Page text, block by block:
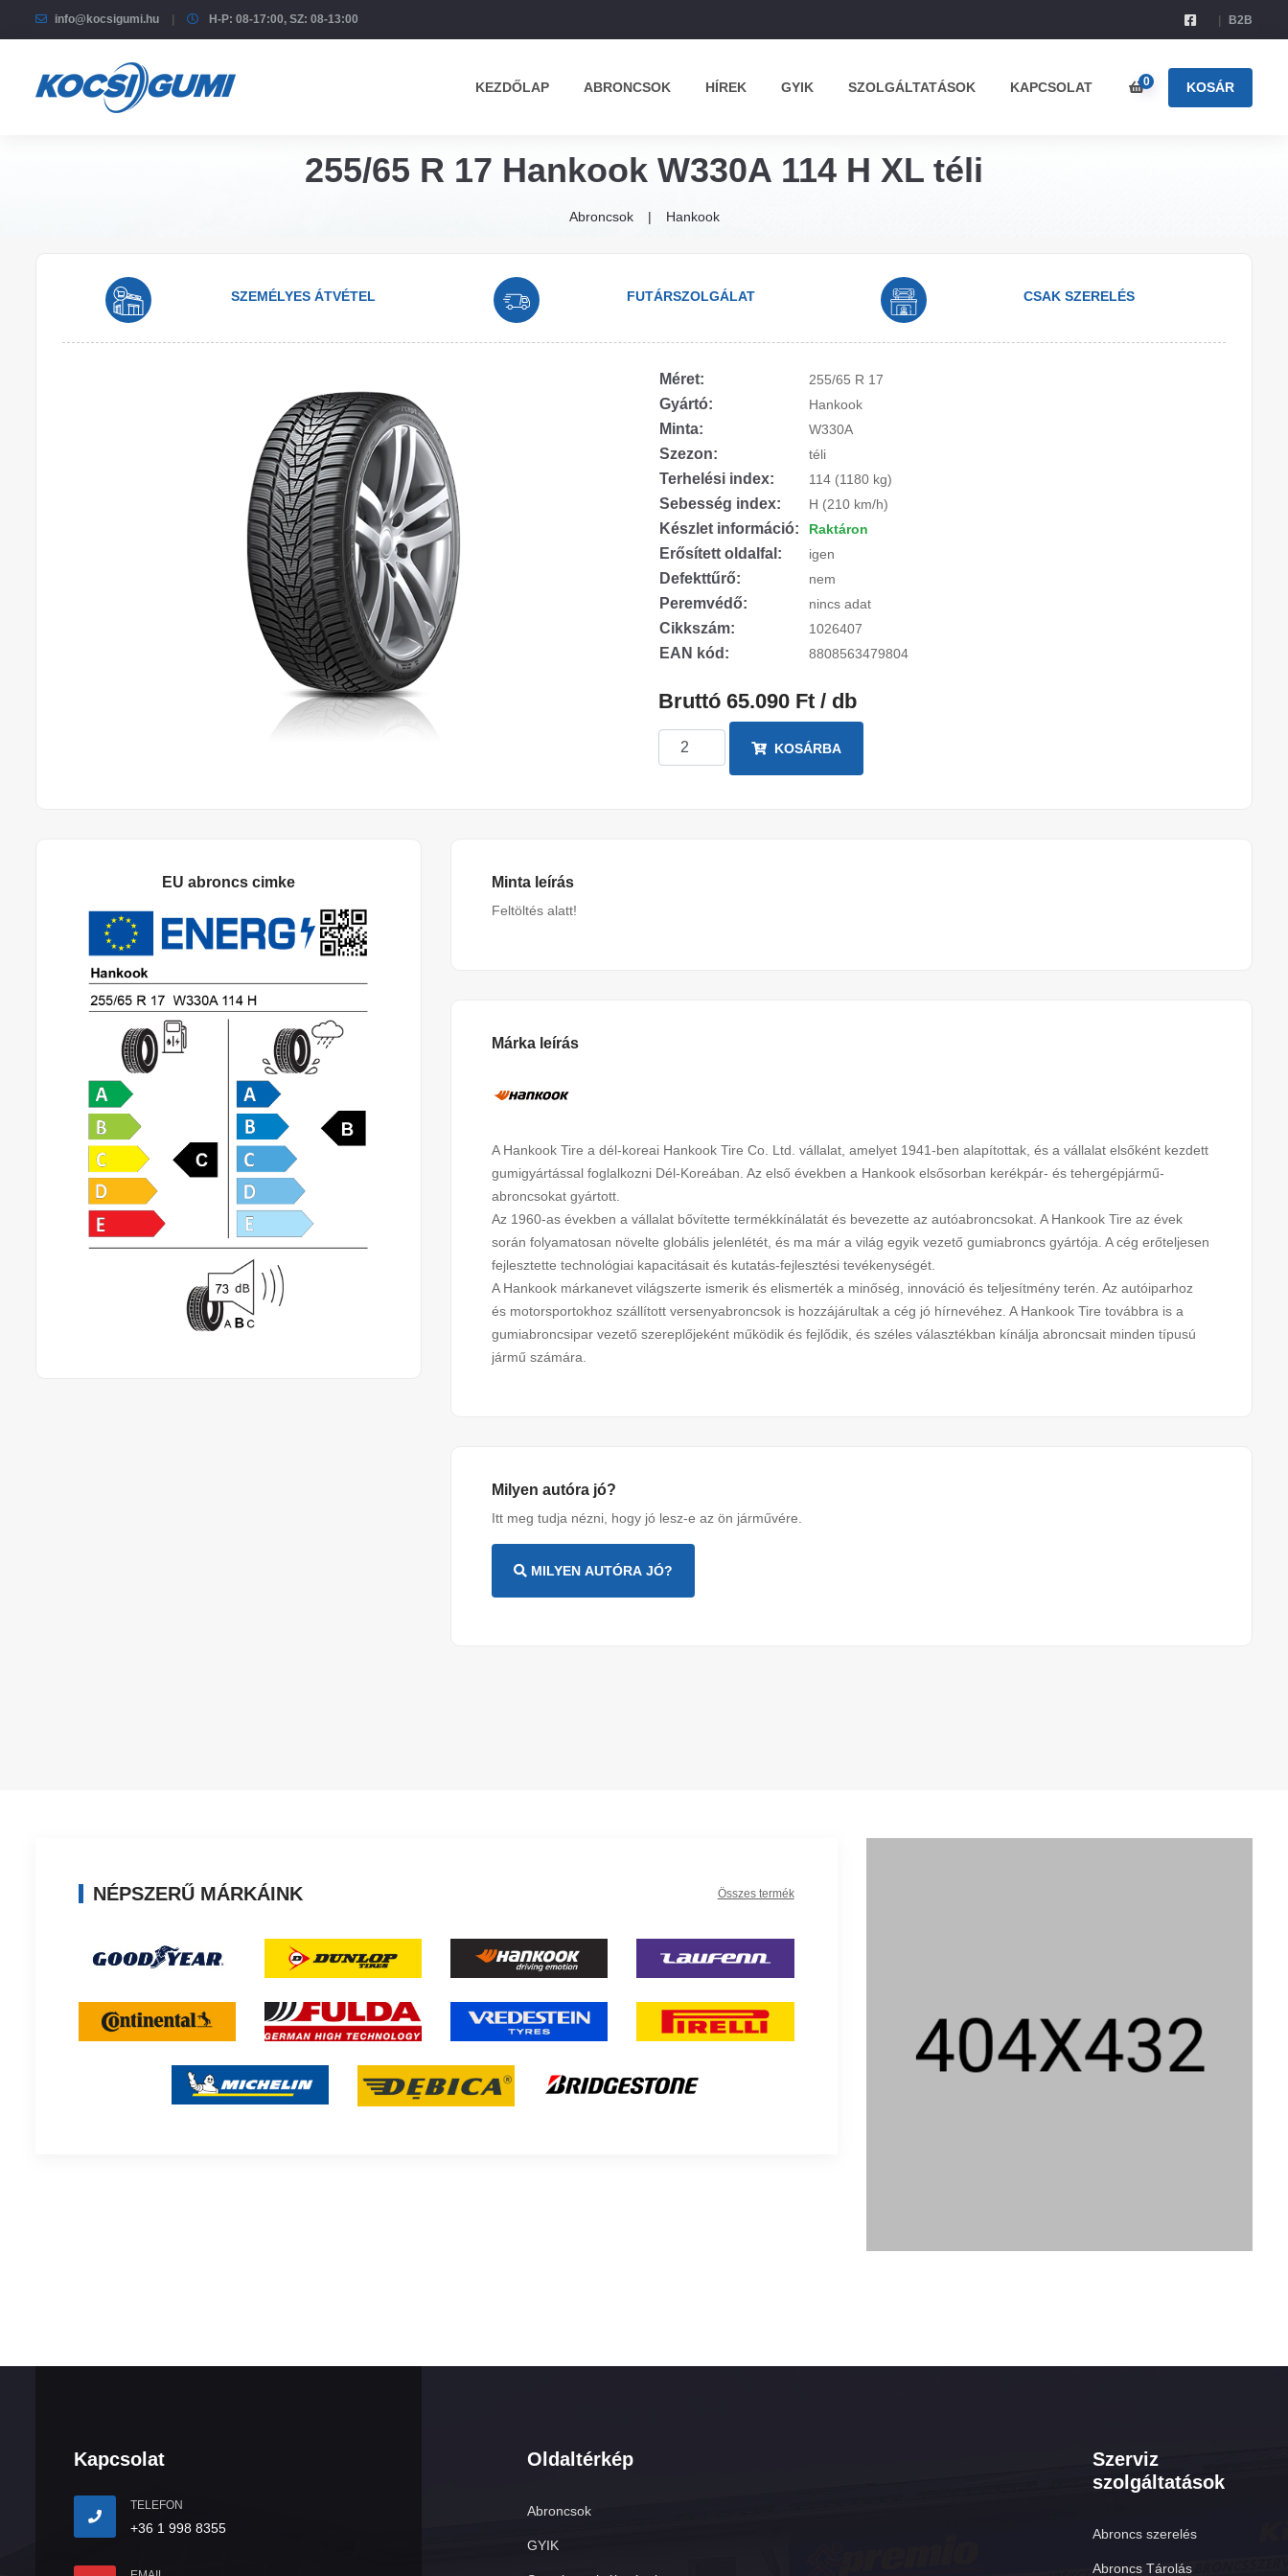
info@kocsigumi.hu H-P: 08-17:00, SZ: 08-13:00 B2B
KEZDŐLAP ABRONCSOK HÍREK GYIK SZOLGÁLTATÁSOK KAPCSOLAT 0 KOSÁR
255/65 R 17 Hankook W330A 114 H XL téli
Abroncsok Hankook
SZEMÉLYES ÁTVÉTEL FUTÁRSZOLGÁLAT CSAK SZERELÉS
Méret: 255/65 R 17
Gyártó: Hankook
Minta: W330A
Szezon: téli
Terhelési index: 114 (1180 kg)
Sebesség index: H (210 km/h)
Készlet információ: Raktáron
Erősített oldalfal: igen
Defekttűrő: nem
Peremvédő: nincs adat
Cikkszám: 1026407
EAN kód: 8808563479804
Bruttó 65.090 Ft / db
KOSÁRBA
EU abroncs cimke Minta leírás
Feltöltés alatt!
Márka leírás
A Hankook Tire a dél-koreai Hankook Tire Co. Ltd. vállalat, amelyet 1941-ben alapítottak, és a vállalat elsőként kezdett
gumigyártással foglalkozni Dél-Koreában. Az első években a Hankook elsősorban kerékpár- és tehergépjármű-
abroncsokat gyártott.
Az 1960-as években a vállalat bővítette termékkínálatát és bevezette az autóabroncsokat. A Hankook Tire az évek
során folyamatosan növelte globális jelenlétét, és ma már a világ egyik vezető gumiabroncs gyártója. A cég erőteljesen
fejlesztette technológiai kapacitásait és kutatás-fejlesztési tevékenységét.
A Hankook márkanevet világszerte ismerik és elismerték a minőség, innováció és teljesítmény terén. Az autóiparhoz
és motorsportokhoz szállított versenyabroncsok is hozzájárultak a cég jó hírnevéhez. A Hankook Tire továbbra is a
gumiabroncsipar vezető szereplőjeként működik és fejlődik, és széles választékban kínálja abroncsait minden típusú
jármű számára.
Milyen autóra jó?
Itt meg tudja nézni, hogy jó lesz-e az ön járművére.
MILYEN AUTÓRA JÓ?
NÉPSZERŰ MÁRKÁINK Összes termék
Kapcsolat
TELEFON
+36 1 998 8355
Oldaltérkép
Abroncsok
GYIK
Szerviz
szolgáltatások
Abroncs szerelés
Abroncs Tárolás